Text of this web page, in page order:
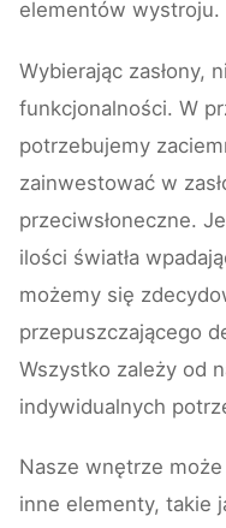
elementów wystroju.
Wybierając zasłony,
funkcjonalności. W
potrzebujemy
zainwestować w
przeciwsłoneczne.
ilości światła
możemy się
przepuszczającego
Wszystko zależy od
indywidualnych
Nasze wnętrze
inne elementy, takie